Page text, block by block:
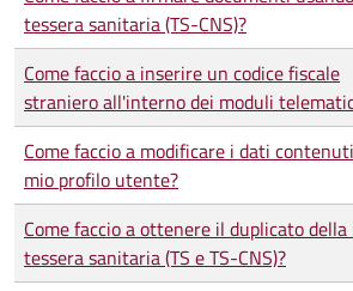
tessera sanitaria (TS-CNS)?
Come faccio a inserire un codice fiscale
straniero all'interno dei moduli
Come faccio a modificare i dati
mio profilo utente?
Come faccio a ottenere il duplicato della
tessera sanitaria (TS e TS-CNS)?